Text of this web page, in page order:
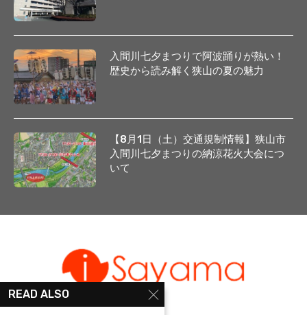
入間川七夕まつりで阿波踊りが熱い！
歴史から読み解く狭山の夏の魅力
【8月1日（土）交通規制情報】狭山市
入間川七夕まつりの納涼花火大会につ
いて
READ ALSO